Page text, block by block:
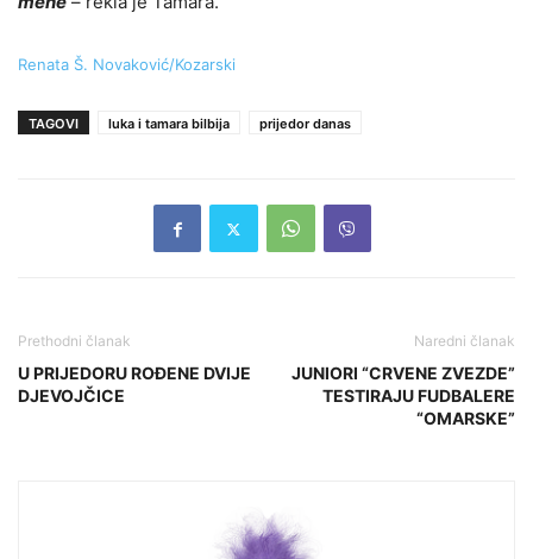
Renata Š. Novaković/Kozarski
TAGOVI luka i tamara bilbija prijedor danas
Prethodni članak
U PRIJEDORU ROĐENE DVIJE
DJEVOJČICE
Naredni članak
JUNIORI “CRVENE ZVEZDE”
TESTIRAJU FUDBALERE
“OMARSKE”